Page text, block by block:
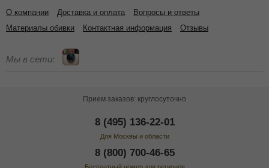
О компании Доставка и оплата
Вопросы и ответы
Материалы обивки
Контактная информация Отзывы
Мы в сети:
Прием заказов: круглосуточно
8 (495) 136-22-01
Для Москвы и области
8 (800) 700-46-65